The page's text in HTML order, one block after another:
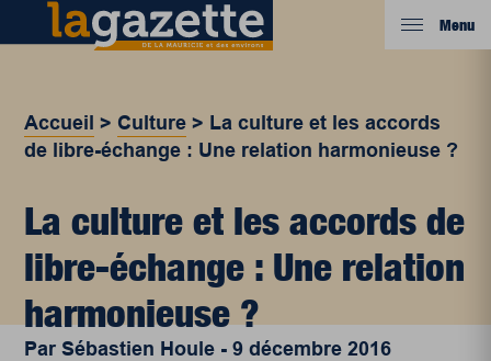
Menu
Accueil > Culture > La culture et les accords
de libre-échange : Une relation harmonieuse ?
La culture et les accords de
libre-échange : Une relation
harmonieuse ?
ParSébastien Houle -9 décembre 2016